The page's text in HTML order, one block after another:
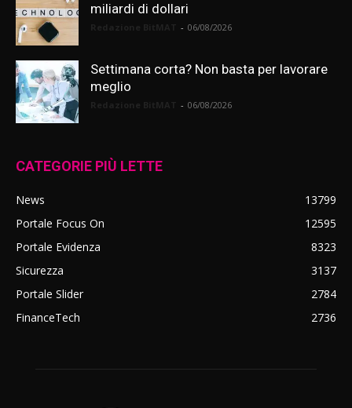
miliardi di dollari
- 06/08/2026
Settimana corta? Non basta per lavorare
meglio
- 06/08/2026
CATEGORIE PIÙ LETTE
News
13799
Portale Focus On
12595
Portale Evidenza
8323
Sicurezza
3137
Portale Slider
2784
FinanceTech
2736